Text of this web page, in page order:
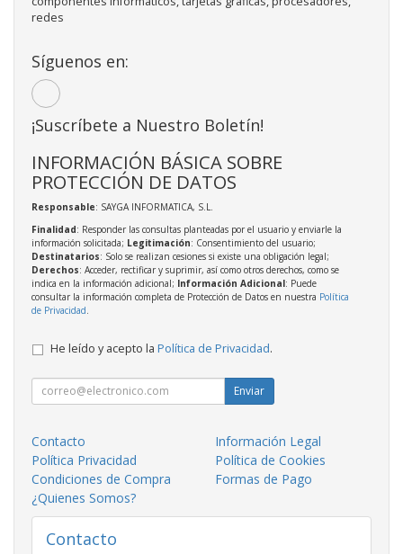
redes
Síguenos en:
¡Suscríbete a Nuestro Boletín!
INFORMACIÓN BÁSICA SOBRE
PROTECCIÓN DE DATOS
Responsable: SAYGA INFORMATICA, S.L.
Finalidad: Responder las consultas planteadas por el usuario y enviarle la
información solicitada; Legitimación: Consentimiento del usuario;
Destinatarios: Solo se realizan cesiones si existe una obligación legal;
Derechos: Acceder, rectificar y suprimir, así como otros derechos, como se
indica en la información adicional; Información Adicional: Puede
consultar la información completa de Protección de Datos en nuestra Política
de Privacidad
He leído y acepto la Política de Privacidad.
Enviar
Contacto
Información Legal
Política Privacidad
Política de Cookies
Condiciones de Compra
Formas de Pago
¿Quienes Somos?
Contacto